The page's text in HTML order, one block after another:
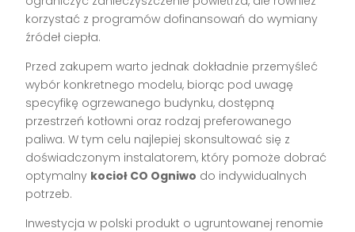
korzystać z programów dofinansowań do wymiany
źródeł ciepła.
Przed zakupem warto jednak dokładnie przemyśleć
wybór konkretnego modelu, biorąc pod uwagę
specyfikę ogrzewanego budynku, dostępną
przestrzeń kotłowni oraz rodzaj preferowanego
paliwa. W tym celu najlepiej skonsultować się z
doświadczonym instalatorem, który pomoże dobrać
optymalny kocioł CO Ogniwo do indywidualnych
potrzeb.
Inwestycja w polski produkt o ugruntowanej renomie